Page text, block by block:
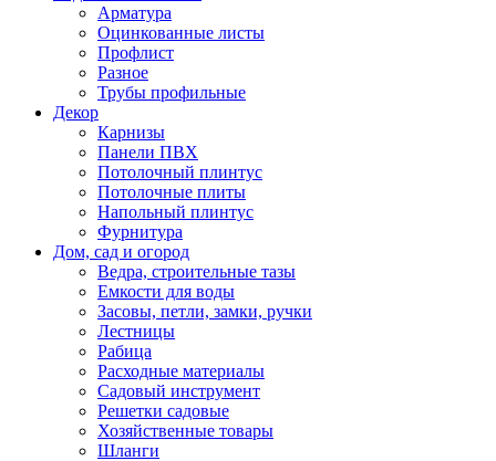
Арматура
Оцинкованные листы
Профлист
Разное
Трубы профильные
Декор
Карнизы
Панели ПВХ
Потолочный плинтус
Потолочные плиты
Напольный плинтус
Фурнитура
Дом, сад и огород
Ведра, строительные тазы
Емкости для воды
Засовы, петли, замки, ручки
Лестницы
Рабица
Расходные материалы
Садовый инструмент
Решетки садовые
Хозяйственные товары
Шланги